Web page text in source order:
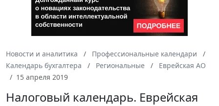
Новости и аналитика
Профессиональные календари
Календарь бухгалтера
Региональные
Еврейская АО
15 апреля 2019
Налоговый календарь. Еврейская